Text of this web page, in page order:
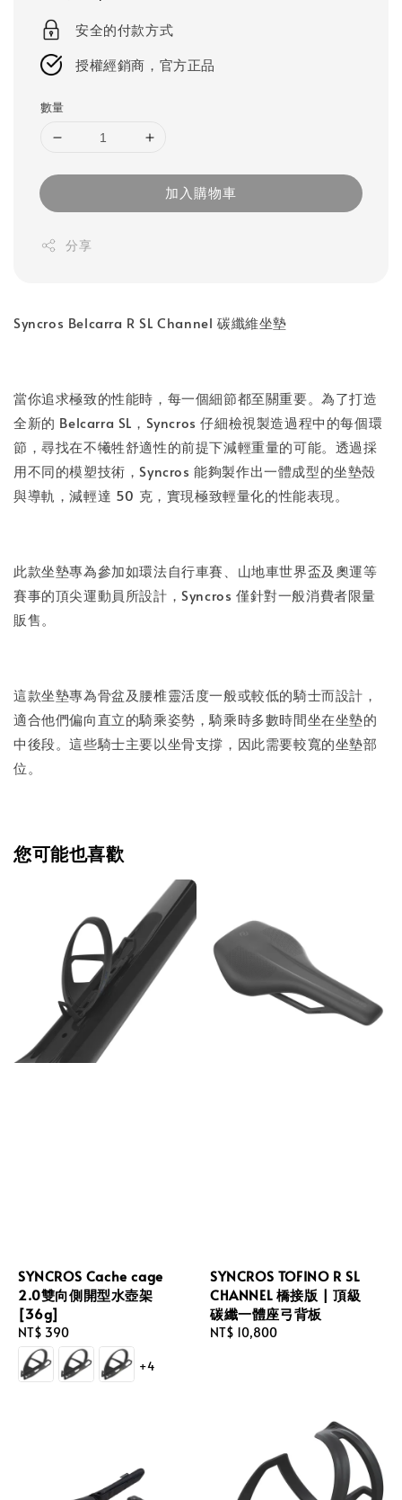
price
安全的付款方式
授權經銷商，官方正品
數量
加入購物車
分享
Syncros Belcarra R SL Channel 碳纖維坐墊
當你追求極致的性能時，每一個細節都至關重要。為了打造
全新的 Belcarra SL，Syncros 仔細檢視製造過程中的每個環
節，尋找在不犧牲舒適性的前提下減輕重量的可能。透過採
用不同的模塑技術，Syncros 能夠製作出一體成型的坐墊殼
與導軌，減輕達 50 克，實現極致輕量化的性能表現。
此款坐墊專為參加如環法自行車賽、山地車世界盃及奧運等
賽事的頂尖運動員所設計，Syncros 僅針對一般消費者限量
販售。
這款坐墊專為骨盆及腰椎靈活度一般或較低的騎士而設計，
適合他們偏向直立的騎乘姿勢，騎乘時多數時間坐在坐墊的
中後段。這些騎士主要以坐骨支撐，因此需要較寬的坐墊部
位。
您可能也喜歡
SYNCROS Cache cage
2.0雙向側開型水壺架
[36g]
Regular
price
NT$ 390
+4
SYNCROS TOFINO R SL
CHANNEL 橋接版 | 頂級
碳纖一體座弓背板
Regular
NT$ 10,800